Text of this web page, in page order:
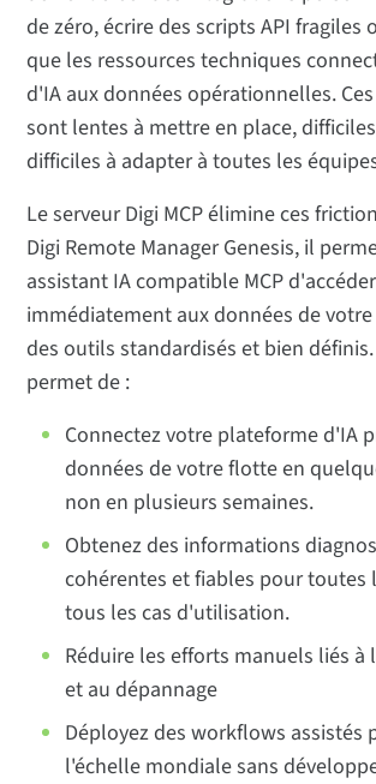
de zéro, écrire des scripts API fragiles
que les ressources techniques
d'IA aux données opérationnelles.
sont lentes à mettre en place,
difficiles à adapter à toutes les
Le serveur Digi MCP élimine ces
Digi Remote Manager Genesis, il
assistant IA compatible MCP d'accéder
immédiatement aux données de
des outils standardisés et bien
permet de :
Connectez votre plateforme d'IA
données de votre flotte en
non en plusieurs semaines.
Obtenez des informations
cohérentes et fiables pour toutes
tous les cas d'utilisation.
Réduire les efforts manuels liés à
et au dépannage
Déployez des workflows assistés
l'échelle mondiale sans